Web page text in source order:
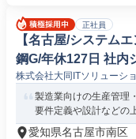
正社員
【名古屋/システム
鋼G/年休127日 社内
株式会社大同ITソリューシ
製造業向けの生産管理
要件定義や設計などの
愛知県名古屋市南区